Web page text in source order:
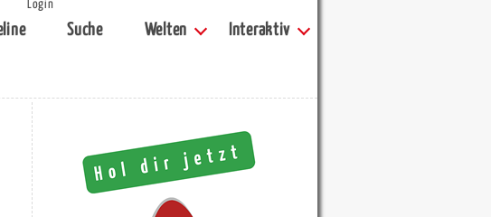
Login
Suche Welten Interaktiv